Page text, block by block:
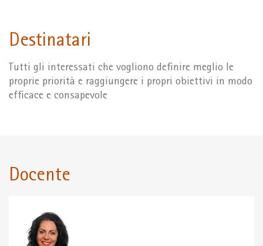
Destinatari
Tutti gli interessati che vogliono definire meglio le
proprie priorità e raggiungere i propri obiettivi in modo
efficace e consapevole
Docente